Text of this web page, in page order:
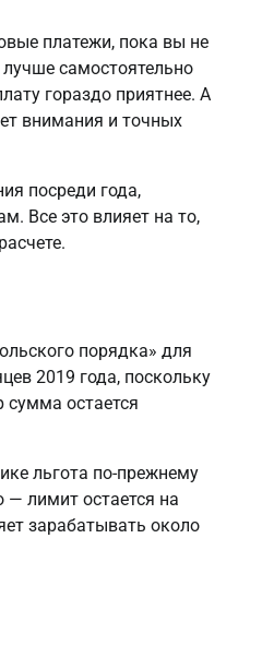
платежи, пока вы не
самостоятельно
гораздо приятнее. А
внимания и точных
посреди года,
Все это влияет на то,
порядка» для
2019 года, поскольку
сумма остается
льгота по-прежнему
лимит остается на
зарабатывать около